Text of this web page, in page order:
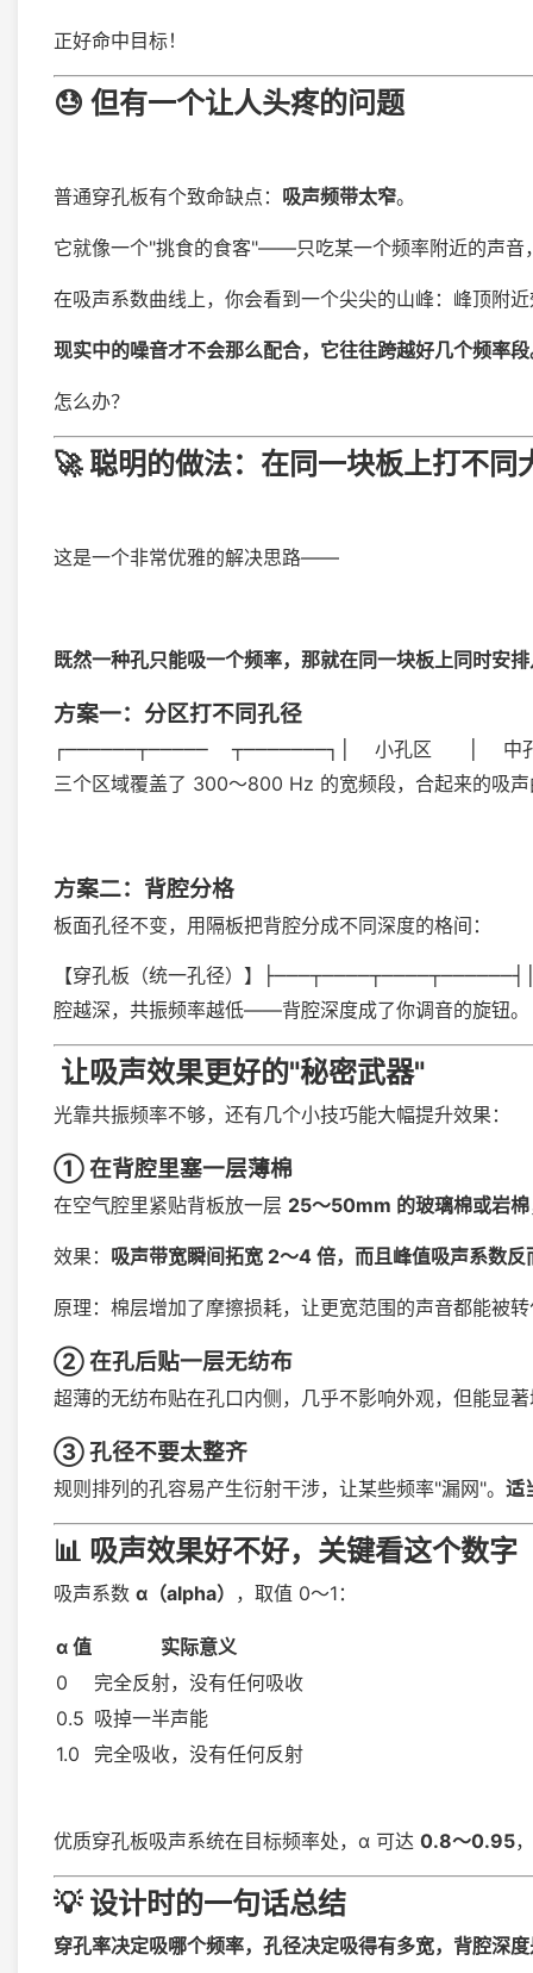
正好命中目标！
😓 但有一个让人头疼的问题
普通穿孔板有个致命缺点： 吸声频带太窄。
它就像一个"挑食的食客"——只吃某一个频率附近的声音
在吸声系数曲线上，你会看到一个尖尖的山峰：峰顶附
现实中的噪音才不会那么配合，它往往跨越好几个频率
怎么办？
🚀 聪明的做法：在同一块板上打不同
这是一个非常优雅的解决思路——
既然一种孔只能吸一个频率，那就在同一块板上同时安
方案一：分区打不同孔径
┌──────┬─────  ┬───────┐│  小孔区   │
三个区域覆盖了 300～800 Hz 的宽频段，合起来的吸
方案二：背腔分格
板面孔径不变，用隔板把背腔分成不同深度的格间：
【穿孔板（统一孔径）】
腔越深，共振频率越低——背腔深度成了你调音的旋钮。
让吸声效果更好的"秘密武器"
光靠共振频率不够，还有几个小技巧能大幅提升效果：
① 在背腔里塞一层薄棉
在空气腔里紧贴背板放一层 25～50mm 的玻璃棉或岩棉
效果： 吸声带宽瞬间拓宽 2～4 倍，而且峰值吸声系数反
原理：棉层增加了摩擦损耗，让更宽范围的声音都能被
② 在孔后贴一层无纺布
超薄的无纺布贴在孔口内侧，几乎不影响外观，但能显
③ 孔径不要太整齐
规则排列的孔容易产生衍射干涉，让某些频率"漏网"。 适
📊 吸声效果好不好，关键看这个数字
吸声系数 α（alpha） ，取值 0～1：
α 值
实际意义
0
完全反射，没有任何吸收
0.5 吸掉一半声能
1.0
完全吸收，没有任何反射
优质穿孔板吸声系统在目标频率处，α 可达 0.8～0.95
💡 设计时的一句话总结
穿孔率决定吸哪个频率，孔径决定吸得有多宽，背腔深